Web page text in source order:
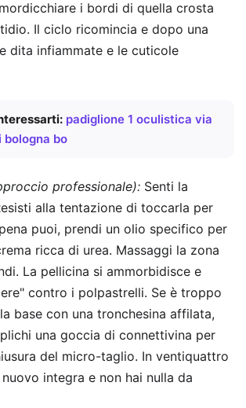
i bordi di quella crosta
Il ciclo ricomincia e dopo una
dita infiammate e le cuticole
padiglione 1 oculistica via
bologna bo
professionale): Senti la
alla tentazione di toccarla per
puoi, prendi un olio specifico per
ricca di urea. Massaggi la zona
La pellicina si ammorbidisce e
contro i polpastrelli. Se è troppo
base con una tronchesina affilata,
una goccia di connettivina per
del micro-taglio. In ventiquattro
integra e non hai nulla da